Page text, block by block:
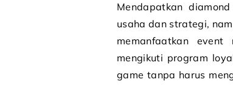
Mendapatkan
usaha dan strategi,
memanfaatkan
mengikuti program
game tanpa harus